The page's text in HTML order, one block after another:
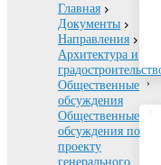
Главная
Документы
Направления
Архитектура и
Общественные
обсуждения
Общественные
обсуждения по
проекту
генерального